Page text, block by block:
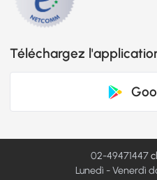
Téléchargez
02-49471447
Lunedì - Venerdì